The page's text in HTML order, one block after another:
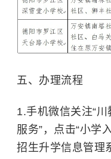
五、办理流程
1.手机微信关注“川
服务”，点击“小学
招生升学信息管理